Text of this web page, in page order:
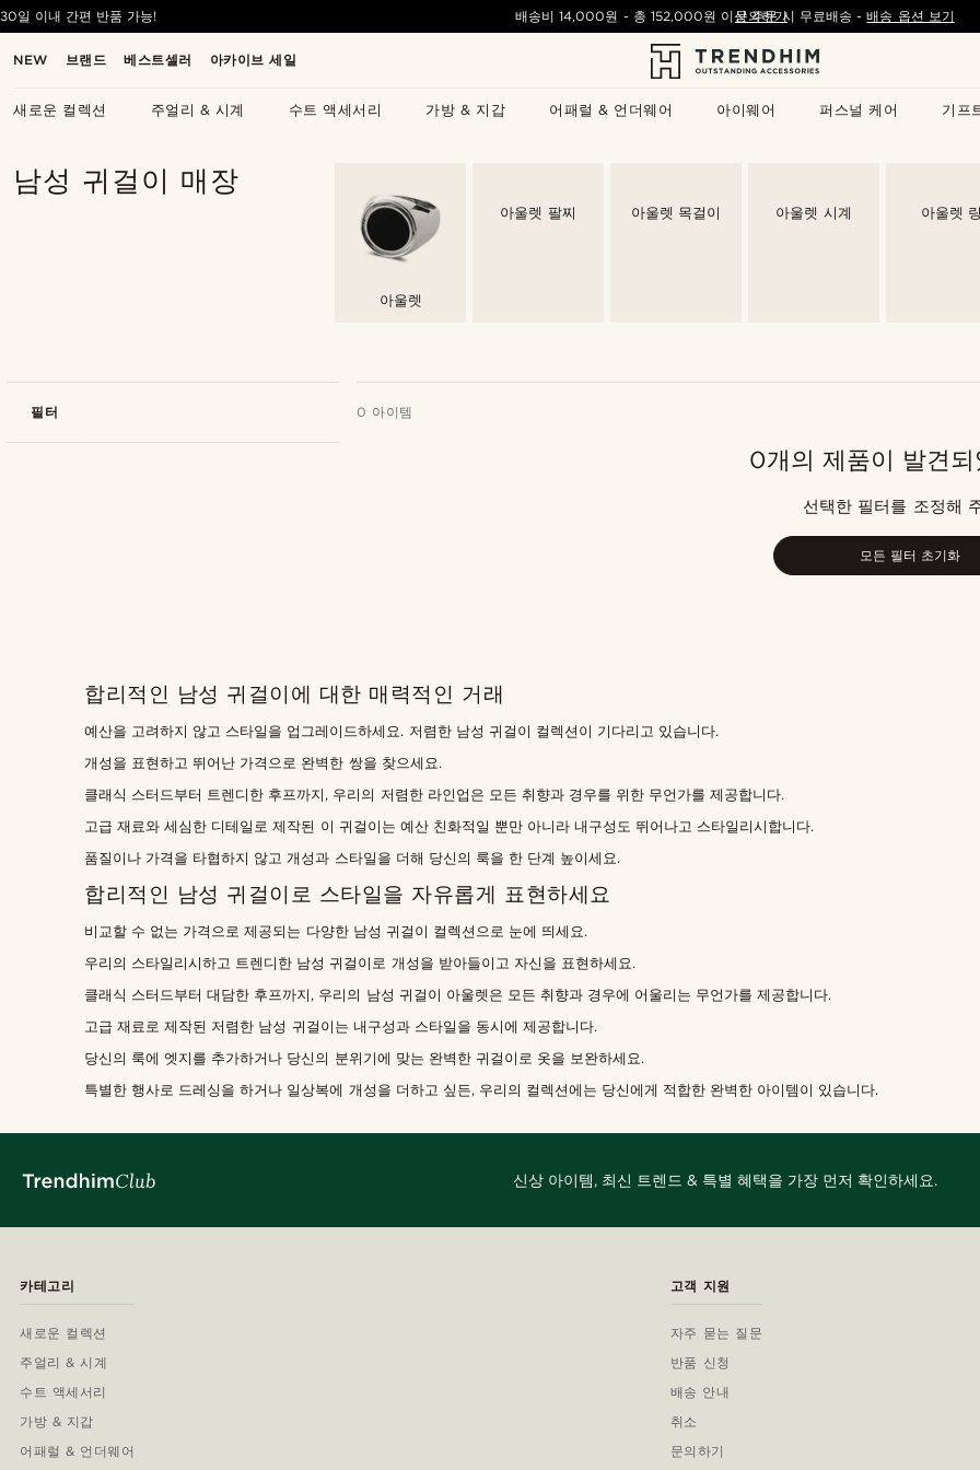
NEW 브랜드 베스트셀러 아카이브 세일
새로운 컬렉션 주얼리 & 시계 수트 액세서리 가방 & 지갑 어패럴 & 언더웨어 아이웨어 퍼스널 케어 기프
30일 이내 간편 반품 가능! 배송비14,000원 - 총 152,000원 이상 주문 시 무료배송- 배송 옵션 보기
문의하기
남성 귀걸이 매장
아울렛
아울렛 팔찌 아울렛 목걸이 아울렛 시계 아울렛 링
필터 0 아이템
0개의 제품이 발견
선택한 필터를 조정해
모든 필터 초기화
합리적인 남성 귀걸이에 대한 매력적인 거래
예산을 고려하지 않고 스타일을 업그레이드하세요. 저렴한 남성 귀걸이 컬렉션이 기다리고 있습니다.
개성을 표현하고 뛰어난 가격으로 완벽한 쌍을 찾으세요.
클래식 스터드부터 트렌디한 후프까지, 우리의 저렴한 라인업은 모든 취향과 경우를 위한 무언가를 제공합니다.
고급 재료와 세심한 디테일로 제작된 이 귀걸이는 예산 친화적일 뿐만 아니라 내구성도 뛰어나고 스타일리시합니다.
품질이나 가격을 타협하지 않고 개성과 스타일을 더해 당신의 룩을 한 단계 높이세요.
합리적인 남성 귀걸이로 스타일을 자유롭게 표현하세요
비교할 수 없는 가격으로 제공되는 다양한 남성 귀걸이 컬렉션으로 눈에 띄세요.
우리의 스타일리시하고 트렌디한 남성 귀걸이로 개성을 받아들이고 자신을 표현하세요.
클래식 스터드부터 대담한 후프까지, 우리의 남성 귀걸이 아울렛은 모든 취향과 경우에 어울리는 무언가를 제공합니다.
고급 재료로 제작된 저렴한 남성 귀걸이는 내구성과 스타일을 동시에 제공합니다.
당신의 룩에 엣지를 추가하거나 당신의 분위기에 맞는 완벽한 귀걸이로 옷을 보완하세요.
특별한 행사로 드레싱을 하거나 일상복에 개성을 더하고 싶든, 우리의 컬렉션에는 당신에게 적합한 완벽한 아이템이 있습니다.
신상 아이템, 최신 트렌드 & 특별 혜택을 가장 먼저 확인하세요.
카테고리
새로운 컬렉션
주얼리 & 시계
수트 액세서리
가방 & 지갑
어패럴 & 언더웨어
고객 지원
자주 묻는 질문
반품 신청
배송 안내
취소
문의하기